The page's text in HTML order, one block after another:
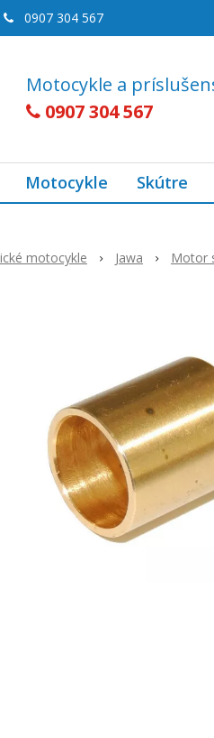
Motocykle a
0907 304 567
0907 304 567
Motocykle Skútre
motocykle Jawa Motor